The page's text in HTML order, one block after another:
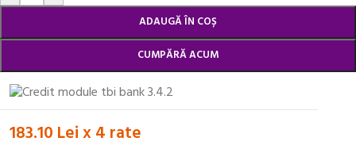
ADAUGĂ ÎN COȘ
CUMPĂRĂ ACUM
183.10 Lei x 4 rate